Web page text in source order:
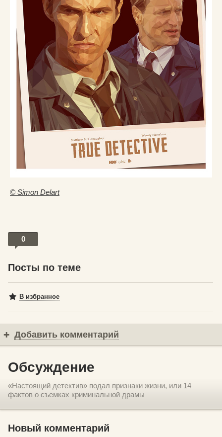
© Simon Delart
0
Посты по теме
В избранное
Добавить комментарий
Обсуждение
«Настоящий детектив» подал признаки жизни, или 14
фактов о съемках криминальной драмы
Новый комментарий